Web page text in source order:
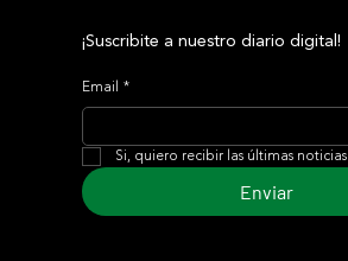
¡Suscribite a nuestro diario digital!
Email *
Si, quiero recibir las últimas noticias
Enviar